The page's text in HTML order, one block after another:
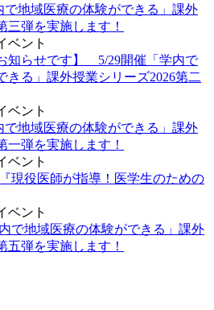
で地域医療の体験ができる」課外
三弾を実施します！
ベント
知らせです】 5/29開催「学内で
きる」課外授業シリーズ2026第二
ベント
で地域医療の体験ができる」課外
一弾を実施します！
ベント
『現役医師が指導！医学生のための
ベント
内で地域医療の体験ができる」課外
五弾を実施します！